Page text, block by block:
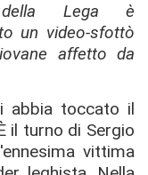
Lega è
un video-sfottò
affetto da
abbia toccato il
il turno di Sergio
vittima